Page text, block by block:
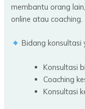
membantu orang
online atau coaching.
Bidang konsultasi
Konsultasi
Coaching
Konsultasi